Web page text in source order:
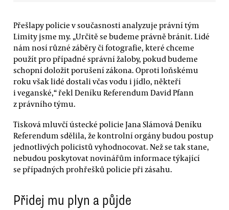
Přešlapy policie v současnosti analyzuje právní tým
Limity jsme my. „Určitě se budeme právně bránit. Lidé
nám nosí různé záběry či fotografie, které chceme
použít pro případné správní žaloby, pokud budeme
schopní doložit porušení zákona. Oproti loňskému
roku však lidé dostali včas vodu i jídlo, někteří
i veganské,“ řekl Deníku Referendum David Pfann
z právního týmu.
Tisková mluvčí ústecké policie Jana Slámová Deníku
Referendum sdělila, že kontrolní orgány budou postup
jednotlivých policistů vyhodnocovat. Než se tak stane,
nebudou poskytovat novinářům informace týkající
se případných prohřešků policie při zásahu.
Přidej mu plyn a půjde